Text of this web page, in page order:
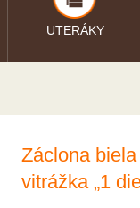
UTERÁKY
Záclona
vitrážka „1